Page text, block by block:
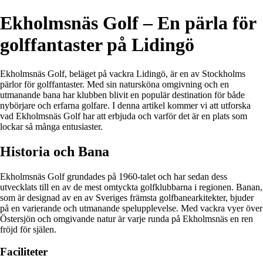
Ekholmsnäs Golf – En pärla för
golffantaster på Lidingö
Ekholmsnäs Golf, beläget på vackra Lidingö, är en av Stockholms
pärlor för golffantaster. Med sin natursköna omgivning och en
utmanande bana har klubben blivit en populär destination för både
nybörjare och erfarna golfare. I denna artikel kommer vi att utforska
vad Ekholmsnäs Golf har att erbjuda och varför det är en plats som
lockar så många entusiaster.
Historia och Bana
Ekholmsnäs Golf grundades på 1960-talet och har sedan dess
utvecklats till en av de mest omtyckta golfklubbarna i regionen. Banan,
som är designad av en av Sveriges främsta golfbanearkitekter, bjuder
på en varierande och utmanande spelupplevelse. Med vackra vyer över
Östersjön och omgivande natur är varje runda på Ekholmsnäs en ren
fröjd för själen.
Faciliteter